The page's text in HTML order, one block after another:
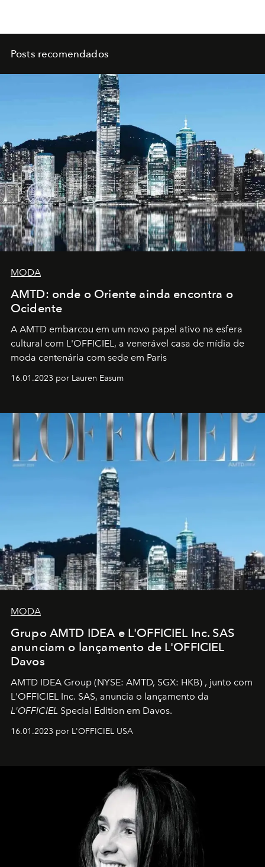
Posts recomendados
MODA
AMTD: onde o Oriente ainda encontra o
Ocidente
A AMTD embarcou em um novo papel ativo na esfera
cultural com L'OFFICIEL, a venerável casa de mídia de
moda centenária com sede em Paris
16.01.2023 por Lauren Easum
MODA
Grupo AMTD IDEA e L'OFFICIEL Inc. SAS
anunciam o lançamento de L'OFFICIEL
Davos
AMTD IDEA Group (NYSE: AMTD, SGX: HKB) , junto com
L'OFFICIEL Inc. SAS, anuncia o lançamento da
L'OFFICIEL Special Edition em Davos.
16.01.2023 por L'OFFICIEL USA